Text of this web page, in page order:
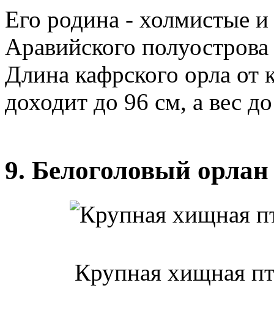
Его родина - холмистые
Аравийского
Длина кафрского орла от
доходит до 96 см, а вес
9. Белоголовый орлан
Крупная хищная